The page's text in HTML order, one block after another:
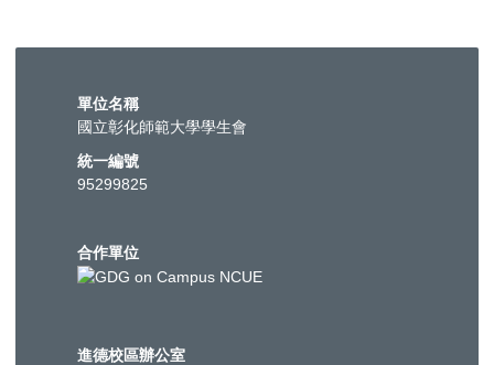
單位名稱
國立彰化師範大學學生會
統一編號
95299825
合作單位
進德校區辦公室